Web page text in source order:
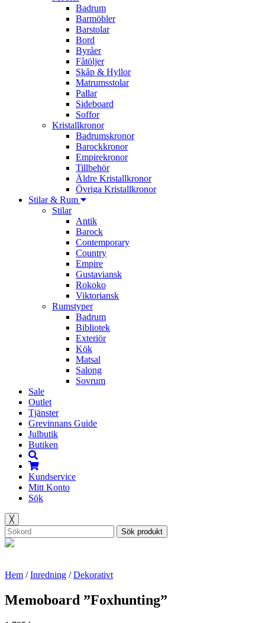
Badrum
Barmöbler
Barstolar
Bord
Byråer
Fåtöljer
Skåp & Hyllor
Matrumsstolar
Pallar
Sideboard
Soffor
Kristallkronor
Badrumskronor
Barockkronor
Empirekronor
Tillbehör
Äldre Kristallkronor
Övriga Kristallkronor
Stilar & Rum
Stilar
Antik
Barock
Contemporary
Country
Empire
Gustaviansk
Rokoko
Viktoriansk
Rumstyper
Badrum
Bibliotek
Exteriör
Kök
Matsal
Salong
Sovrum
Sale
Outlet
Tjänster
Grevinnans Guide
Julbutik
Butiken
Kundservice
Mitt Konto
Sök
╳
Sök produkt
Hem /Inredning /Dekorativt
Memoboard ”Foxhunting”